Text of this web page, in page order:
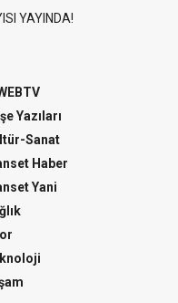
YAYINDA!
Yazıları
Sanat
Haber
Yani